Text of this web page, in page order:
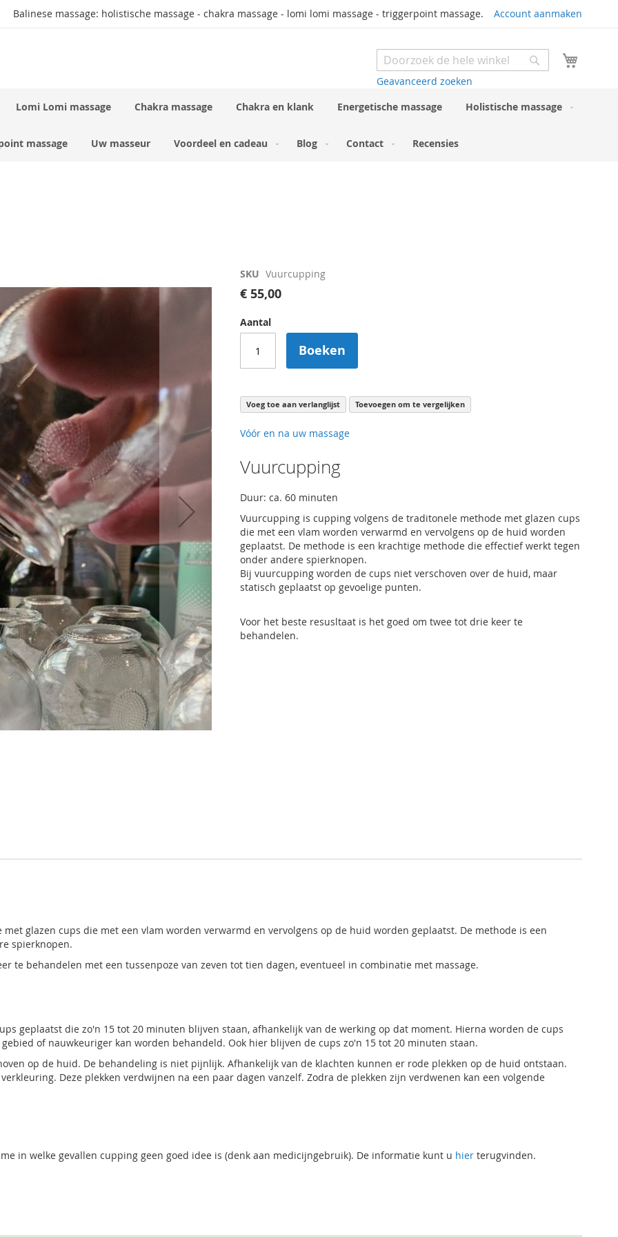
Balinese massage: holistische massage - chakra massage - lomi lomi massage - triggerpoint massage. Account aanmaken
Search
Geavanceerd zoeken
Search
Lomi Lomi massage Chakra massage Chakra en klank Energetische massage Holistische massage
massage Uw masseur Voordeel en cadeau Blog Contact Recensies
SKU Vuurcupping
€ 55,00
Aantal
Boeken
Voeg toe aan verlanglijst Toevoegen om te vergelijken
Vóór en na uw massage
Vuurcupping
Duur: ca. 60 minuten
Vuurcupping is cupping volgens de traditonele methode met glazen cups
die met een vlam worden verwarmd en vervolgens op de huid worden
geplaatst. De methode is een krachtige methode die effectief werkt tegen
onder andere spierknopen.
Bij vuurcupping worden de cups niet verschoven over de huid, maar
statisch geplaatst op gevoelige punten.
Voor het beste resusltaat is het goed om twee tot drie keer te
behandelen.
glazen cups die met een vlam worden verwarmd en vervolgens op de huid worden geplaatst. De methode is een
spierknopen.
te behandelen met een tussenpoze van zeven tot tien dagen, eventueel in combinatie met massage.
geplaatst die zo'n 15 tot 20 minuten blijven staan, afhankelijk van de werking op dat moment. Hierna worden de cups
of nauwkeuriger kan worden behandeld. Ook hier blijven de cups zo'n 15 tot 20 minuten staan.
op de huid. De behandeling is niet pijnlijk. Afhankelijk van de klachten kunnen er rode plekken op de huid ontstaan.
Deze plekken verdwijnen na een paar dagen vanzelf. Zodra de plekken zijn verdwenen kan een volgende
in welke gevallen cupping geen goed idee is (denk aan medicijngebruik). De informatie kunt u hier terugvinden.